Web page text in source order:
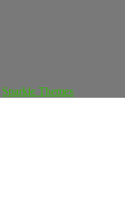
Sparkle Themes